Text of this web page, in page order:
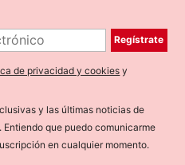
Regístrate
de privacidad y cookies y
y las últimas noticias de
que puedo comunicarme
en cualquier momento.